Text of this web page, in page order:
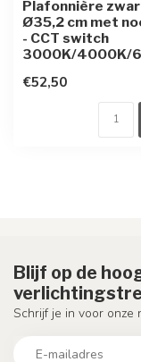
Plafonnière
Ø35,2 cm met
- CCT switch
3000K/4000K/
€52,50
Blijf op de
Schrijf je in voor onze